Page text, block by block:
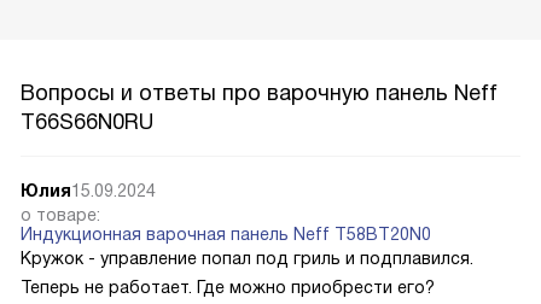
Вопросы и ответы про варочную панель Neff
T66S66N0RU
Юлия15.09.2024
о товаре:
Индукционная варочная панель Neff T58BT20N0
Кружок - управление попал под гриль и подплавился.
Теперь не работает. Где можно приобрести его?